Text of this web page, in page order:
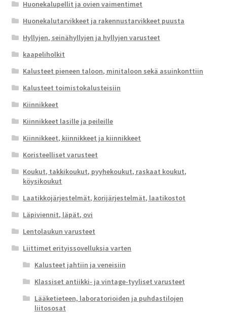
Huonekalupellit ja ovien vaimentimet
Huonekalutarvikkeet ja rakennustarvikkeet puusta
Hyllyjen, seinähyllyjen ja hyllyjen varusteet
kaapeliholkit
Kalusteet pieneen taloon, minitaloon sekä asuinkonttiin
Kalusteet toimistokalusteisiin
Kiinnikkeet
Kiinnikkeet lasille ja peileille
Kiinnikkeet, kiinnikkeet ja kiinnikkeet
Koristeelliset varusteet
Koukut, takkikoukut, pyyhekoukut, raskaat koukut,
köysikoukut
Laatikkojärjestelmät, korijärjestelmät, laatikostot
Läpiviennit, läpät, ovi
Lentolaukun varusteet
Liittimet erityissovelluksia varten
Kalusteet jahtiin ja veneisiin
Klassiset antiikki- ja vintage-tyyliset varusteet
Lääketieteen, laboratorioiden ja puhdastilojen
liitososat